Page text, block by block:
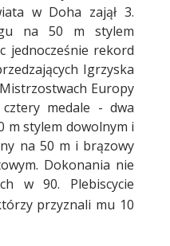
w Doha zajął 3.
na 50 m stylem
jednocześnie rekord
Igrzyska
Europy
medale - dwa
m stylem dowolnym i
na 50 m i brązowy
Dokonania nie
w 90. Plebiscycie
przyznali mu 10